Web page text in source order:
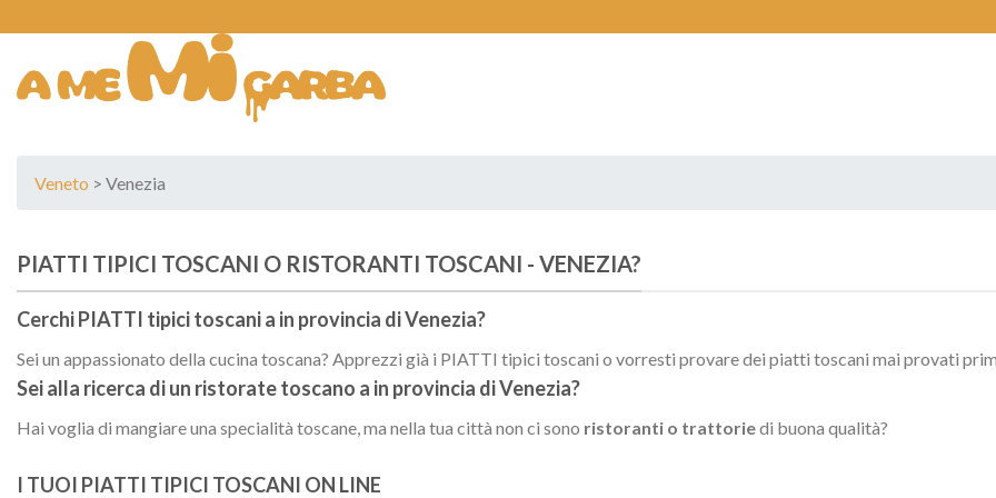
content
Veneto > Venezia
PIATTI TIPICI TOSCANI O RISTORANTI TOSCANI - VENEZIA?
Cerchi PIATTI tipici toscani a in provincia diVenezia?
Sei un appassionato della cucina toscana? Apprezzi già i PIATTI tipici toscani o vorresti provare dei piatti toscani mai provati
Sei alla ricerca di un ristorate toscano a in provincia diVenezia?
Hai voglia di mangiare una specialità toscane, ma nella tua città non ci sono ristoranti o trattoriedi buona qualità?
I TUOI PIATTI TIPICI TOSCANI ON LINE